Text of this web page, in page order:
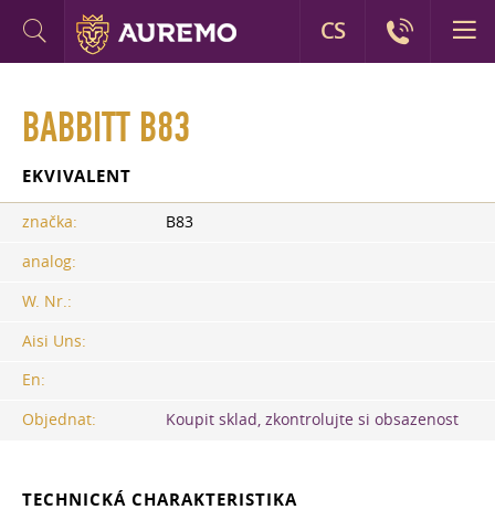
BABBITT B83
EKVIVALENT
značka:
B83
analog:
W. Nr.:
Aisi Uns:
En:
Objednat:
Koupit sklad, zkontrolujte si obsazenost
TECHNICKÁ CHARAKTERISTIKA
CS